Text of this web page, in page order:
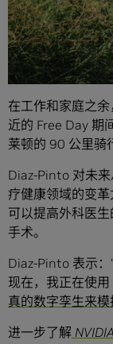
在工作和家庭之
近的 Free Day 期
莱顿的 90 公里骑
Diaz-Pinto 对未
疗健康领域的变
可以提高外科医
手术。
Diaz-Pinto 表示：
现在，我正在使用
真的数字孪生来
进一步了解